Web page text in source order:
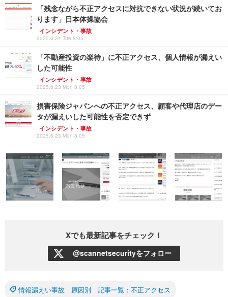
「残念ながら不正アクセスに対抗できない状況が続いてお
ります」日本体操協会
インシデント・事故
2025.6.24 Tue 8:05
「不動産投資の楽待」に不正アクセス、個人情報が漏えい
した可能性
インシデント・事故
2025.6.23 Mon 8:05
損害保険ジャパンへの不正アクセス、顧客や代理店のデー
タが漏えいした可能性を否定できず
インシデント・事故
2025.6.23 Mon 8:05
Xでも最新記事をチェック！
@scannetsecurityをフォロー
情報漏えい事故 原因別 記事一覧：不正アクセス